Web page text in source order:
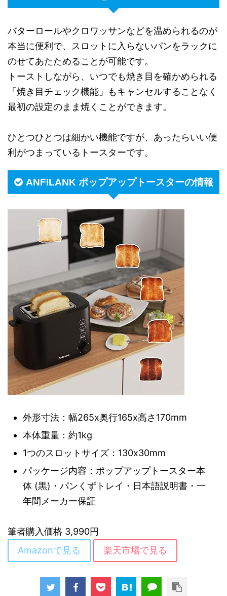
バターロールやクロワッサンなどを温められるのが
本当に便利で、スロットに入らないパンをラックに
のせてあたためることが可能です。
トーストしながら、いつでも焼き目を確かめられる
「焼き目チェック機能」もキャンセルすることなく
最初の設定のまま焼くことができます。
ひとつひとつは細かい機能ですが、あったらいい便
利がつまっているトースターです。
ANFILANK ポップアップトースターの情報
外形寸法：幅265x奥行165x高さ170mm
本体重量：約1kg
1つのスロットサイズ：130x30mm
パッケージ内容：ポップアップトースター本
体 (黒)・パンくずトレイ・日本語説明書・一
年間メーカー保証
筆者購入価格 3,990円
Amazonで見る
楽天市場で見る